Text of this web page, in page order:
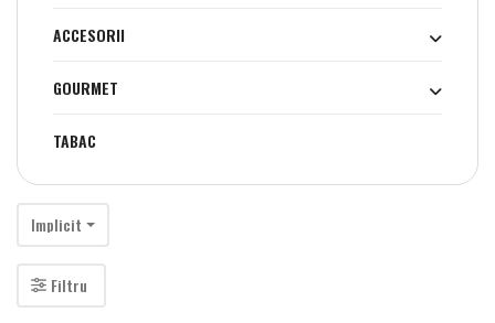
ACCESORII
GOURMET
TABAC
Implicit
Filtru